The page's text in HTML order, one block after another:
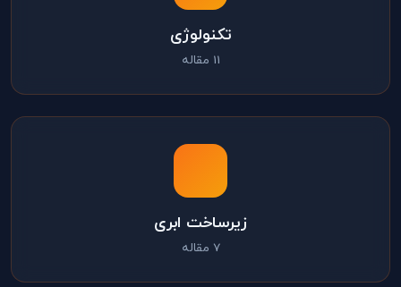
تکنولوژی
11 مقاله
زیرساخت ابری
7 مقاله